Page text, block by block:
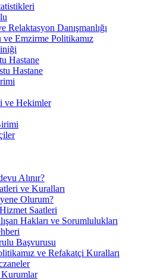
Relaktasyon Danışmanlığı
ve Emzirme Politikamız
Hastane
Hastane
ve Hekimler
Alınır?
ve Kuralları
Olurum?
Saatleri
Hakları ve Sorumlulukları
Başvurusu
ve Refakatçi Kuralları
Kurumlar